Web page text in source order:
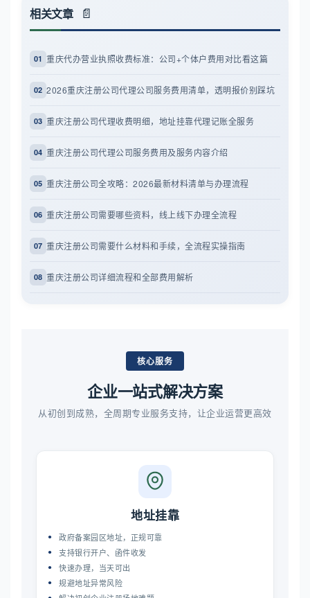
相关文章
01 重庆代办营业执照收费标准：公司+个体户费用对比看这篇
02 2026重庆注册公司代理公司服务费用清单，透明报价别踩坑
03 重庆注册公司代理收费明细，地址挂靠代理记账全服务
04 重庆注册公司代理公司服务费用及服务内容介绍
05 重庆注册公司全攻略：2026最新材料清单与办理流程
06 重庆注册公司需要哪些资料，线上线下办理全流程
07 重庆注册公司需要什么材料和手续，全流程实操指南
08 重庆注册公司详细流程和全部费用解析
核心服务
企业一站式解决方案
从初创到成熟，全周期专业服务支持，让企业运营更高效
地址挂靠
政府备案园区地址，正规可靠
支持银行开户、函件收发
快速办理，当天可出
规避地址异常风险